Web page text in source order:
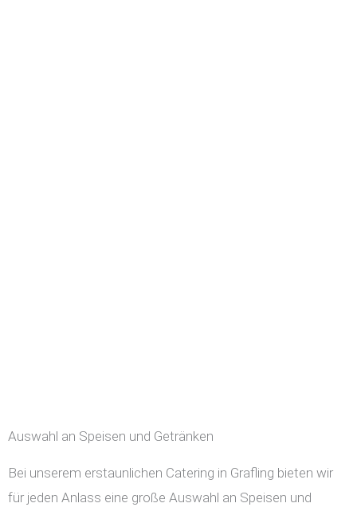
Auswahl an Speisen und Getränken
Bei unserem erstaunlichen Catering in Grafling bieten wir
für jeden Anlass eine große Auswahl an Speisen und